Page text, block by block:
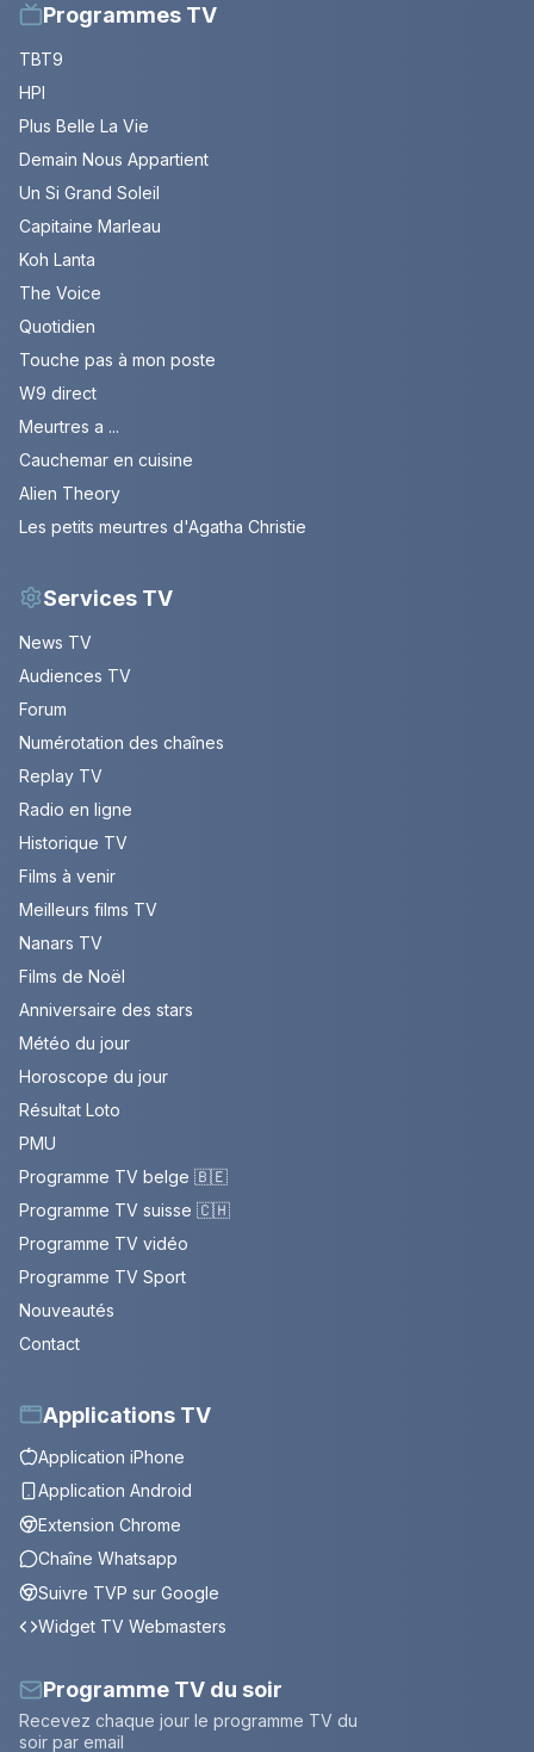
Programmes TV
TBT9
HPI
Plus Belle La Vie
Demain Nous Appartient
Un Si Grand Soleil
Capitaine Marleau
Koh Lanta
The Voice
Quotidien
Touche pas à mon poste
W9 direct
Meurtres a ...
Cauchemar en cuisine
Alien Theory
Les petits meurtres d'Agatha Christie
Services TV
News TV
Audiences TV
Forum
Numérotation des chaînes
Replay TV
Radio en ligne
Historique TV
Films à venir
Meilleurs films TV
Nanars TV
Films de Noël
Anniversaire des stars
Météo du jour
Horoscope du jour
Résultat Loto
PMU
Programme TV belge 🇧🇪
Programme TV suisse 🇨🇭
Programme TV vidéo
Programme TV Sport
Nouveautés
Contact
Applications TV
Application iPhone
Application Android
Extension Chrome
Chaîne Whatsapp
Suivre TVP sur Google
Widget TV Webmasters
Programme TV du soir
Recevez chaque jour le programme TV du
soir par email